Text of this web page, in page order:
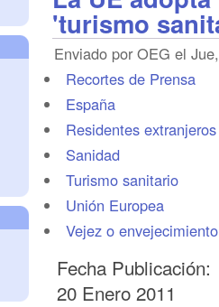
'turismo
Enviado por OEG el
Recortes de Prensa
España
Residentes
Sanidad
Turismo sanitario
Unión Europea
Vejez o envejecimiento
Fecha Publicación:
20 Enero 2011